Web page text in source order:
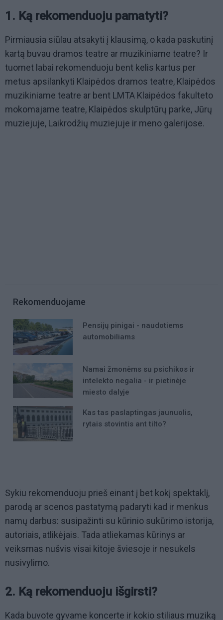
1. Ką rekomenduoju pamatyti?
Pirmiausia siūlau atsakyti į klausimą, o kada paskutinį
kartą buvau dramos teatre ar muzikiniame teatre? Ir
tuomet labai rekomenduoju bent kelis kartus per
metus apsilankyti Klaipėdos dramos teatre, Klaipėdos
muzikiniame teatre ar bent LMTA Klaipėdos fakulteto
mokomajame teatre, Klaipėdos skulptūrų parke, Jūrų
muziejuje, Laikrodžių muziejuje ir meno galerijose.
Rekomenduojame
Pensijų pinigai - naudotiems
automobiliams
Namai žmonėms su psichikos ir
intelekto negalia - ir pietinėje
miesto dalyje
Kas tas paslaptingas jaunuolis,
rytais stovintis ant tilto?
Sykiu rekomenduoju prieš einant į bet kokį spektaklį,
parodą ar scenos pastatymą padaryti kad ir menkus
namų darbus: susipažinti su kūrinio sukūrimo istorija,
autoriais, atlikėjais. Tada atliekamas kūrinys ar
veiksmas nušvis visai kitoje šviesoje ir nesukels
nusivylimo.
2. Ką rekomenduoju išgirsti?
Kada buvote gyvame koncerte ir kokio stiliaus muziką